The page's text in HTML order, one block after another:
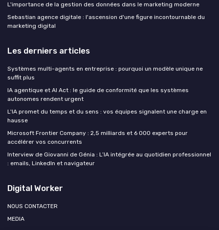
L'importance de la gestion des données dans le marketing moderne
Sebastian agence digitale : l'ascension d'une figure incontournable du
marketing digital
Les derniers articles
Systèmes multi-agents en entreprise : pourquoi un modèle unique ne
suffit plus
IA agentique et AI Act : le guide de conformité que les systèmes
autonomes rendent urgent
L'IA promet du temps et du sens : vos équipes signalent une charge en
hausse
Microsoft Frontier Company : 2,5 milliards et 6 000 experts pour
accélérer vos concurrents
Interview de Giovanni de Génia : L’IA intégrée au quotidien professionnel
: emails, LinkedIn et navigateur
Digital Worker
NOUS CONTACTER
MEDIA